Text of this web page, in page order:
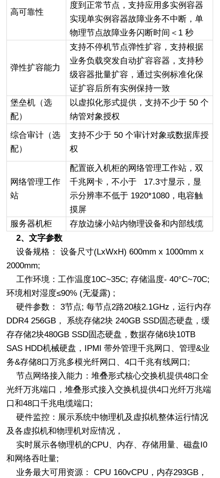
高可靠性
度到正常节点，支持应用多实例容器
实现单实例容器故障业务不中断，单
物理节点故障业务闪断时间＜1 秒
弹性扩容能力
支持不停机节点弹性扩容，支持根据
业务负载突发自动扩容容器，支持秒
级容器批量扩容，通过实例标准化保
证扩容后所有实例保持一致
堡垒机（选
配）
以虚拟化形式提供，支持不少于 50 个
纳管对象授权
综合审计（选
配）
支持不少于 50 个审计对象或数据库授
权
网络管理工作
站
配置嵌入机柜的网络管理工作站，双
千兆网卡，不小于 17.3寸显示，显
示分辨率不低于 1920*1080，电容触
摸屏
服务器机柜
存放边缘小站内物理设备和内部线缆
2、文字参数
设备规格： 设备尺寸(LxWxH) 600mm x 1000mm x
2000mm;
工作环境：工作温度10C~35C; 存储温度- 40°C~70C;
环境相对湿度≤90% (无凝露) ;
硬件参数： 3节点; 每节点2路20核2.1GHz，运行内存
DDR4 256GB， 系统存储2块 240GB SSD固态硬盘，缓
存存储2块480GB SSD固态硬盘，数据存储6块10TB
SAS HDD机械硬盘，IPMI 带外管理千兆网口、管理&业
务&存储8口万兆多模光纤网口、4口千兆有线网口;
节点网络接入能力：堆叠形式核心交换机提供48口全
光纤万兆端口，堆叠形式接入交换机提供4口光纤万兆端
口和48口千兆电缆端口;
硬件监控：展示系统中物理机及虚拟机整体运行情况
及各虚拟机和物理机对应情况，
实时展示各物理机的CPU、内存、存储用量、磁盘I0
和网络吞吐量;
业务最大可用资源： CPU 160vCPU，内存293GB，